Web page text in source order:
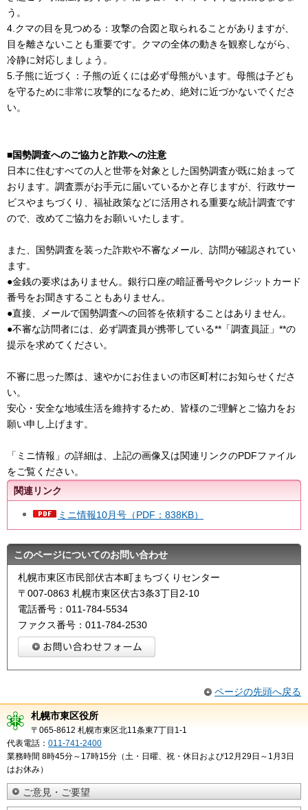
う。
4.クマの目を見つめる：攻撃の合図と取られることがありますが、
目を離さないことも重要です。クマの全体の動きを観察しながら、
冷静に対応しましょう。
5.子熊に近づく：子熊の近くには必ず母熊がいます。母熊は子ども
を守るために非常に攻撃的になるため、絶対に近づかないでくださ
い。
■国勢調査へのご協力と詐欺への注意
日本に住むすべての人と世帯を対象とした国勢調査が既に始まって
おります。調査票がお手元に届いているかと存じますが、行政サー
ビスやまちづくり、福祉政策などに活用される重要な統計調査です
ので、改めてご協力をお願いいたします。
また、国勢調査を装った詐欺や不審なメール、訪問が確認されてい
ます。
●金銭の要求はありません。銀行口座の暗証番号やクレジットカード
番号をお聞きすることもありません。
●直接、メールで国勢調査への回答を依頼することはありません。
●不審な訪問者には、必ず調査員が携帯している**「調査員証」**の
提示を求めてください。
不審に思った際は、速やかにお住まいの市区町村にお知らせくださ
い。
安心・安全な地域生活を維持するため、皆様のご理解とご協力をお
願い申し上げます。
「ミニ情報」の詳細は、上記の画像又は関連リンクのPDFファイル
をご覧ください。
関連リンク
ミニ情報10月号（PDF：838KB）
このページについてのお問い合わせ
札幌市東区市民部伏古本町まちづくりセンター
〒007-0863 札幌市東区伏古3条3丁目2-10
電話番号：011-784-5534
ファクス番号：011-784-2530
ページの先頭へ戻る
札幌市東区役所
〒065-8612 札幌市東区北11条東7丁目1-1
代表電話： 011-741-2400
業務時間 8時45分～17時15分（土・日曜、祝・休日および12月29日～1月3日
はお休み）
ご意見・ご要望